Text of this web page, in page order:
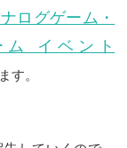
ログゲーム・
イベント
す。